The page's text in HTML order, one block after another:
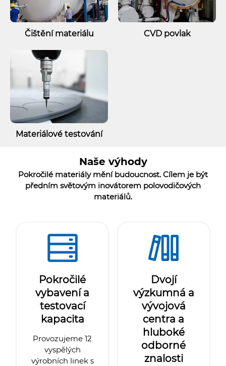
Čištění materiálu CVD povlak
Materiálové testování
Naše výhody
Pokročilé materiály mění budoucnost. Cílem je být
předním světovým inovátorem polovodičových
materiálů.
Pokročilé
vybavení a
testovací
kapacita
Provozujeme 12
vyspělých
výrobních linek s
Dvojí
výzkumná a
vývojová
centra a
hluboké
odborné
znalosti